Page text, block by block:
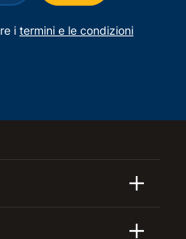
i termini e le condizioni